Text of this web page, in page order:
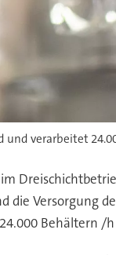
verarbeitet
Versorgung
Behältern /